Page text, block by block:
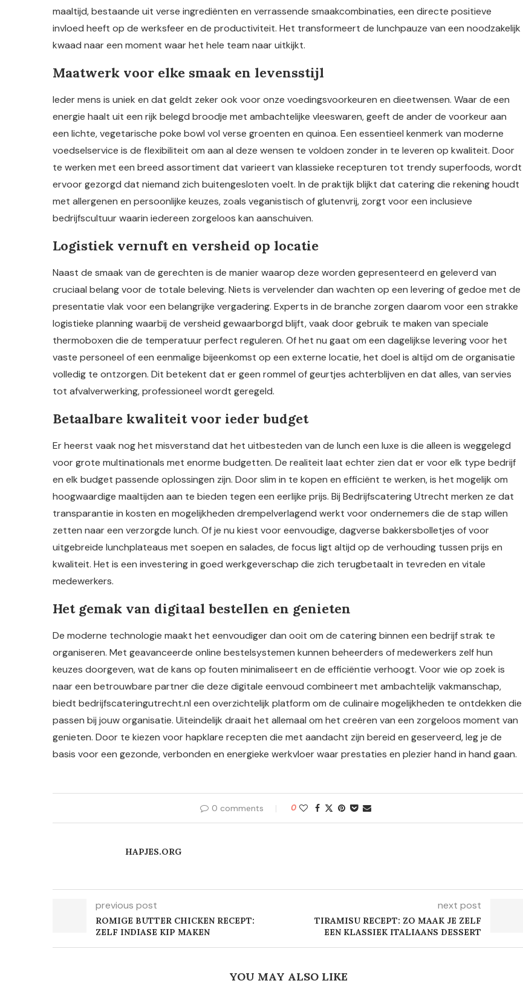
maaltijd, bestaande uit verse ingrediënten en verrassende smaakcombinaties, een directe positieve
invloed heeft op de werksfeer en de productiviteit. Het transformeert de lunchpauze van een noodzakelijk
kwaad naar een moment waar het hele team naar uitkijkt.
Maatwerk voor elke smaak en levensstijl
Ieder mens is uniek en dat geldt zeker ook voor onze voedingsvoorkeuren en dieetwensen. Waar de een
energie haalt uit een rijk belegd broodje met ambachtelijke vleeswaren, geeft de ander de voorkeur aan
een lichte, vegetarische poke bowl vol verse groenten en quinoa. Een essentieel kenmerk van moderne
voedselservice is de flexibiliteit om aan al deze wensen te voldoen zonder in te leveren op kwaliteit. Door
te werken met een breed assortiment dat varieert van klassieke recepturen tot trendy superfoods, wordt
ervoor gezorgd dat niemand zich buitengesloten voelt. In de praktijk blijkt dat catering die rekening houdt
met allergenen en persoonlijke keuzes, zoals veganistisch of glutenvrij, zorgt voor een inclusieve
bedrijfscultuur waarin iedereen zorgeloos kan aanschuiven.
Logistiek vernuft en versheid op locatie
Naast de smaak van de gerechten is de manier waarop deze worden gepresenteerd en geleverd van
cruciaal belang voor de totale beleving. Niets is vervelender dan wachten op een levering of gedoe met de
presentatie vlak voor een belangrijke vergadering. Experts in de branche zorgen daarom voor een strakke
logistieke planning waarbij de versheid gewaarborgd blijft, vaak door gebruik te maken van speciale
thermoboxen die de temperatuur perfect reguleren. Of het nu gaat om een dagelijkse levering voor het
vaste personeel of een eenmalige bijeenkomst op een externe locatie, het doel is altijd om de organisatie
volledig te ontzorgen. Dit betekent dat er geen rommel of geurtjes achterblijven en dat alles, van servies
tot afvalverwerking, professioneel wordt geregeld.
Betaalbare kwaliteit voor ieder budget
Er heerst vaak nog het misverstand dat het uitbesteden van de lunch een luxe is die alleen is weggelegd
voor grote multinationals met enorme budgetten. De realiteit laat echter zien dat er voor elk type bedrijf
en elk budget passende oplossingen zijn. Door slim in te kopen en efficiënt te werken, is het mogelijk om
hoogwaardige maaltijden aan te bieden tegen een eerlijke prijs. Bij Bedrijfscatering Utrecht merken ze dat
transparantie in kosten en mogelijkheden drempelverlagend werkt voor ondernemers die de stap willen
zetten naar een verzorgde lunch. Of je nu kiest voor eenvoudige, dagverse bakkersbolletjes of voor
uitgebreide lunchplateaus met soepen en salades, de focus ligt altijd op de verhouding tussen prijs en
kwaliteit. Het is een investering in goed werkgeverschap die zich terugbetaalt in tevreden en vitale
medewerkers.
Het gemak van digitaal bestellen en genieten
De moderne technologie maakt het eenvoudiger dan ooit om de catering binnen een bedrijf strak te
organiseren. Met geavanceerde online bestelsystemen kunnen beheerders of medewerkers zelf hun
keuzes doorgeven, wat de kans op fouten minimaliseert en de efficiëntie verhoogt. Voor wie op zoek is
naar een betrouwbare partner die deze digitale eenvoud combineert met ambachtelijk vakmanschap,
biedt bedrijfscateringutrecht.nl een overzichtelijk platform om de culinaire mogelijkheden te ontdekken die
passen bij jouw organisatie. Uiteindelijk draait het allemaal om het creëren van een zorgeloos moment van
genieten. Door te kiezen voor hapklare recepten die met aandacht zijn bereid en geserveerd, leg je de
basis voor een gezonde, verbonden en energieke werkvloer waar prestaties en plezier hand in hand gaan.
0 comments 0
HAPJES.ORG
previous post
ROMIGE BUTTER CHICKEN RECEPT:
ZELF INDIASE KIP MAKEN
next post
TIRAMISU RECEPT: ZO MAAK JE ZELF
EEN KLASSIEK ITALIAANS DESSERT
YOU MAY ALSO LIKE